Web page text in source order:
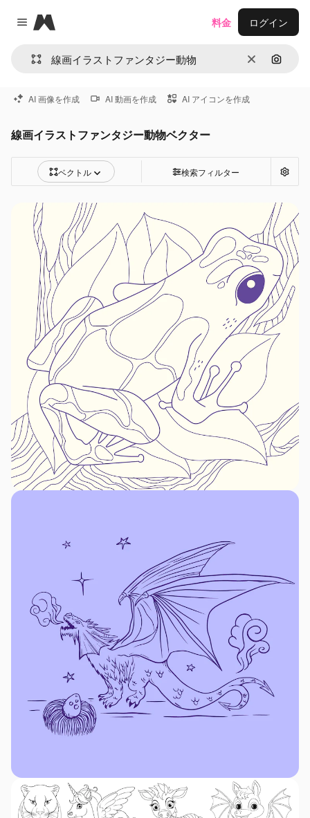
Close menu
Magnific
消去 画像で
料金 ログイン
AI 画像を作成 AI 動画を作成 AI アイコンを作成
線画イラストファンタジー動物ベクター
ベクトル 検索フィルター